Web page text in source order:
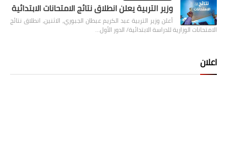
وزير التربية يعلن انطلاق نتائج الامتحانات الابتدائية
أعلن وزير التربية عبد الكريم عبطان الجبوري، الاثنين، انطلاق نتائج
الامتحانات الوزارية للدراسة الابتدائية/ الدور الأول…
اعلان